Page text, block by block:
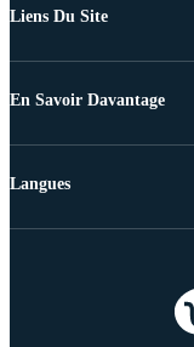
Liens Du Site
En Savoir Davantage
Langues